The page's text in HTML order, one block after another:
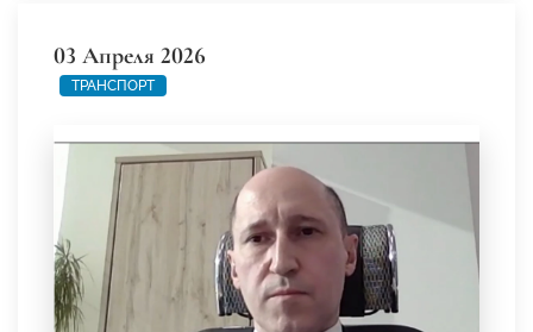
03 Апреля 2026
ТРАНСПОРТ